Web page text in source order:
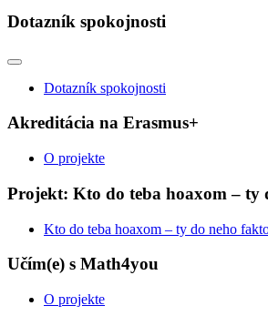
Dotazník spokojnosti
Dotazník spokojnosti
Akreditácia na Erasmus+
O projekte
Projekt: Kto do teba hoaxom – ty
Kto do teba hoaxom – ty do neho
Učím(e) s Math4you
O projekte